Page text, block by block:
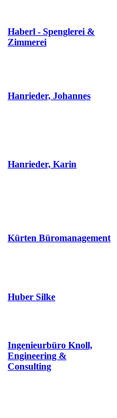
Haberl - Spenglerei &
Zimmerei
Hanrieder, Johannes
Hanrieder, Karin
Kürten Büromanagement
Huber Silke
Ingenieurbüro Knoll,
Engineering &
Consulting